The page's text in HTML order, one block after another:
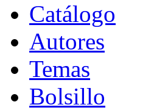
Catálogo
Autores
Temas
Bolsillo